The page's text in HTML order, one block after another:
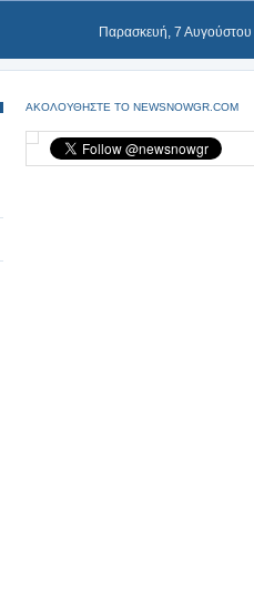
Παρασκευή, 7
ΑΚΟΛΟΥΘΗΣΤΕ ΤΟ NEWSNOWGR.COM